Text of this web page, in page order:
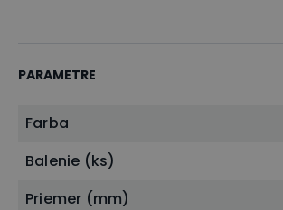
PARAMETRE
Farba
Balenie (ks)
Priemer (mm)